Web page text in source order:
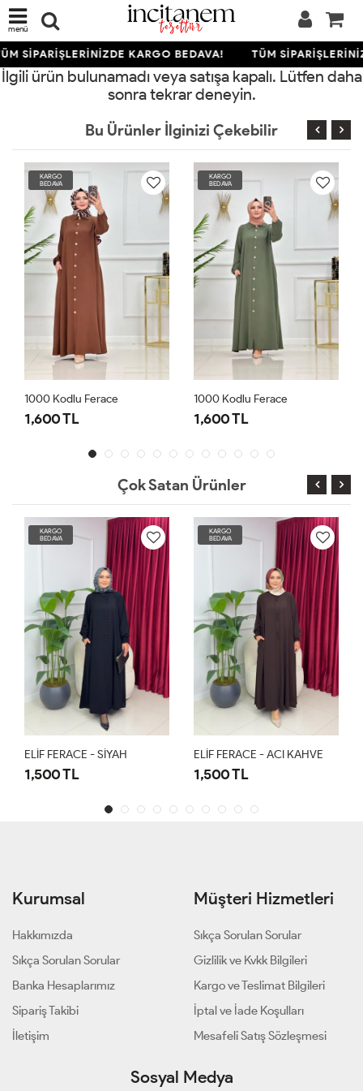
menü
SİPARİŞLERİNİZDE KARGO BEDAVA! TÜM
İlgili ürün bulunamadı veya satışa kapalı. Lütfen daha
sonra tekrar deneyin.
Bu Ürünler İlginizi Çekebilir
KARGO
BEDAVA
1000 Kodlu Ferace
1,600 TL
KARGO
BEDAVA
1000 Kodlu Ferace
1,600 TL
Çok Satan Ürünler
KARGO
BEDAVA
ELİF FERACE - SİYAH
1,500 TL
KARGO
BEDAVA
ELİF FERACE - ACI KAHVE
1,500 TL
Kurumsal
Hakkımızda
Sıkça Sorulan Sorular
Banka Hesaplarımız
Sipariş Takibi
İletişim
Müşteri Hizmetleri
Sıkça Sorulan Sorular
Gizlilik ve Kvkk Bilgileri
Kargo ve Teslimat Bilgileri
İptal ve İade Koşulları
Mesafeli Satış Sözleşmesi
Sosyal Medya